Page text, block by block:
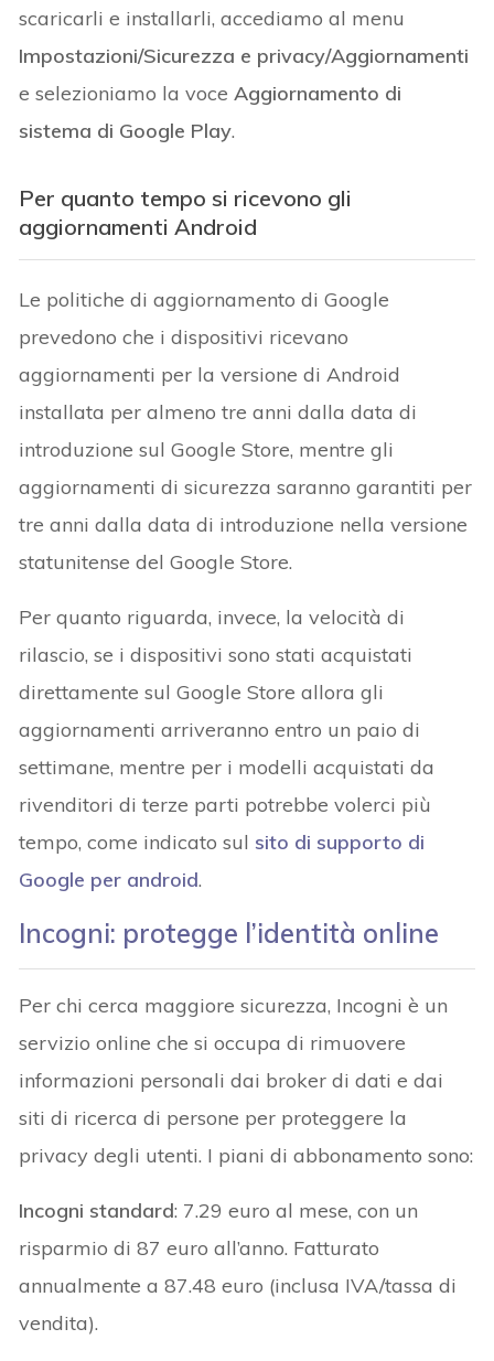
scaricarli e installarli, accediamo al menu
Impostazioni/Sicurezza e privacy/Aggiornamenti
e selezioniamo la voceAggiornamento di
sistema di Google Play.
Per quanto tempo si ricevono gli
aggiornamenti Android
Le politiche di aggiornamento di Google
prevedono che i dispositivi ricevano
aggiornamenti per la versione di Android
installata per almeno tre anni dalla data di
introduzione sul Google Store, mentre gli
aggiornamenti di sicurezza saranno garantiti per
tre anni dalla data di introduzione nella versione
statunitense del Google Store.
Per quanto riguarda, invece, la velocità di
rilascio, se i dispositivi sono stati acquistati
direttamente sul Google Store allora gli
aggiornamenti arriveranno entro un paio di
settimane, mentre per i modelli acquistati da
rivenditori di terze parti potrebbe volerci più
tempo, come indicato sul sito di supporto di
Google per android.
Incogni: protegge l’identità online
Per chi cerca maggiore sicurezza, Incogni è un
servizio online che si occupa di rimuovere
informazioni personali dai broker di dati e dai
siti di ricerca di persone per proteggere la
privacy degli utenti. I piani di abbonamento sono:
Incogni standard: 7.29 euro al mese, con un
risparmio di 87 euro all’anno. Fatturato
annualmente a 87.48 euro (inclusa IVA/tassa di
vendita).